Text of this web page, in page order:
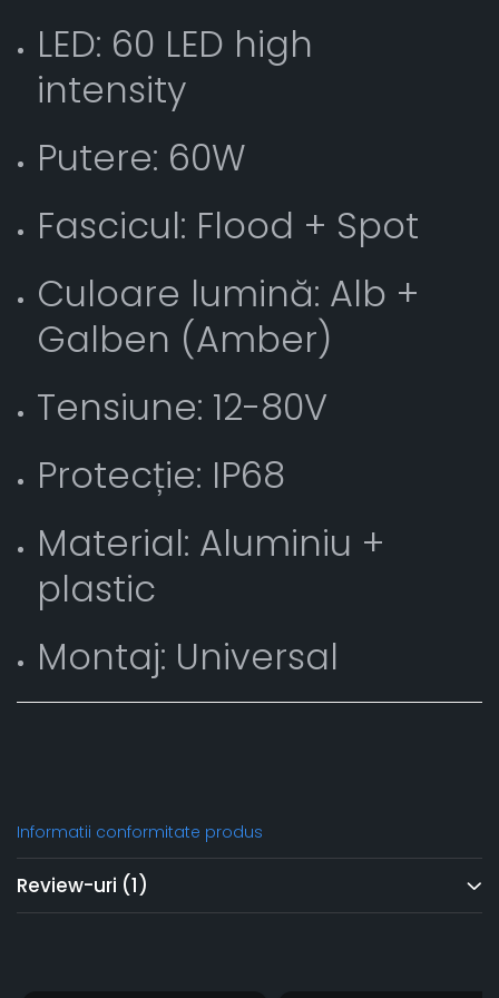
LED: 60 LED high
intensity
Putere: 60W
Fascicul: Flood + Spot
Culoare lumină: Alb +
Galben (Amber)
Tensiune: 12-80V
Protecție: IP68
Material: Aluminiu +
plastic
Montaj: Universal
Informatii conformitate produs
Review-uri (1)